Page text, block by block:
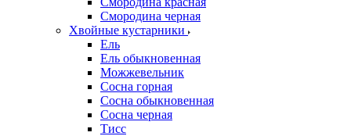
Смородина черная
Хвойные кустарники
Ель
Ель обыкновенная
Можжевельник
Сосна горная
Сосна обыкновенная
Сосна черная
Тисс